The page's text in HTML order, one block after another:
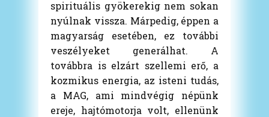
spirituális gyökerekig nem sokan
nyúlnak vissza. Márpedig, éppen a
magyarság esetében, ez további
veszélyeket generálhat. A
továbbra is elzárt szellemi erő, a
kozmikus energia, az isteni tudás,
a MAG, ami mindvégig népünk
ereje, hajtómotorja volt, ellenünk